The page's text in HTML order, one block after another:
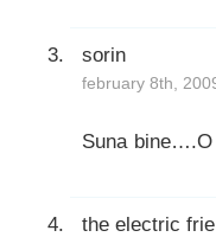
sorin
february 8th,
Suna
the electric